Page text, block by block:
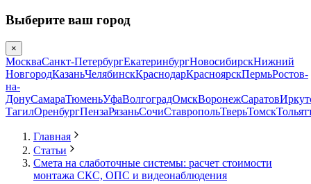
Выберите ваш город
×
МоскваСанкт-ПетербургЕкатеринбургНовосибирскНижний
НовгородКазаньЧелябинскКраснодарКрасноярскПермьРостов-
на-
ДонуСамараТюменьУфаВолгоградОмскВоронежСаратов
ТагилОренбургПензаРязаньСочиСтавропольТверьТомск
Главная
Статьи
Смета на слаботочные системы: расчет стоимости
монтажа СКС, ОПС и видеонаблюдения